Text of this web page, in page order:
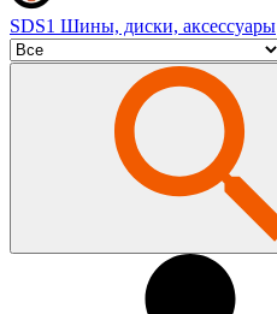
SDS1 Шины, диски, аксессуары